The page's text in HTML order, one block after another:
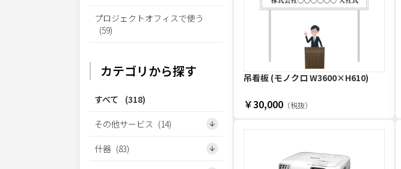
プロジェクトオフィスで使う
(59)
カテゴリから探す
すべて (318)
その他サービス (14)
什器 (83)
吊看板 (モノクロ W3600×H610)
￥30,000 （税抜）